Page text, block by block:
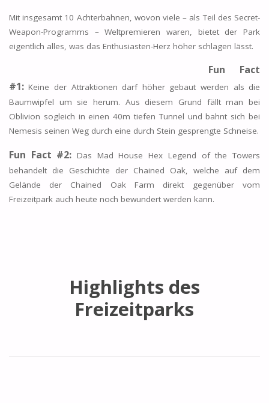
Mit insgesamt 10 Achterbahnen, wovon viele – als Teil des Secret-
Weapon-Programms – Weltpremieren waren, bietet der Park
eigentlich alles, was das Enthusiasten-Herz höher schlagen lässt.
Fun Fact
#1:Keine der Attraktionen darf höher gebaut werden als die
Baumwipfel um sie herum. Aus diesem Grund fällt man bei
Oblivion sogleich in einen 40m tiefen Tunnel und bahnt sich bei
Nemesis seinen Weg durch eine durch Stein gesprengte Schneise.
Fun Fact #2:Das Mad House Hex Legend of the Towers
behandelt die Geschichte der Chained Oak, welche auf dem
Gelände der Chained Oak Farm direkt gegenüber vom
Freizeitpark auch heute noch bewundert werden kann.
Highlights des
Freizeitparks